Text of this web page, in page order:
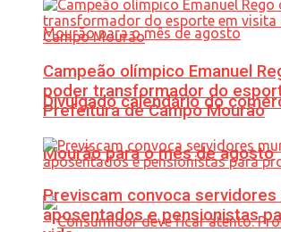
Divulgado calendário do
Mourão para o mês de agosto
Campeão olímpico Emanuel
poder transformador do
Prefeitura de Campo Mourão
Previscam convoca servidores
aposentados e pensionistas